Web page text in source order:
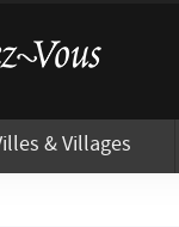
& Villages